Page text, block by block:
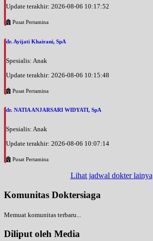
Update terakhir: 2026-08-06 10:17:52
Pusat Pertamina
dr. Ayijati Khairani, SpA
Spesialis: Anak
Update terakhir: 2026-08-06 10:15:48
Pusat Pertamina
dr. NATIA ANJARSARI WIDYATI, SpA
Spesialis: Anak
Update terakhir: 2026-08-06 10:07:14
Pusat Pertamina
Lihat jadwal dokter lainya
Komunitas Doktersiaga
Memuat komunitas terbaru...
Diliput oleh Media